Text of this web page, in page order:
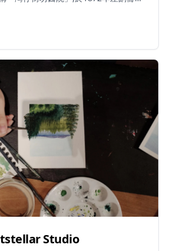
藍屋、黃屋和橙屋。該建築已活化為
午10時至下午6時,逢星期三及公眾假期
小時導賞團供訪客參觀。
Studio